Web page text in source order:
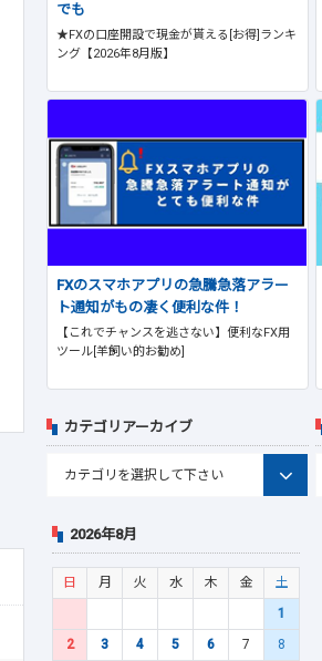
でも
★FXの口座開設で現金が貰える[お得]ランキ
ング【2026年8月版】
FXのスマホアプリの急騰急落アラー
ト通知がもの凄く便利な件！
【これでチャンスを逃さない】便利なFX用
ツール[羊飼い的お勧め]
カテゴリアーカイブ
2026年8月
日 月 火 水 木 金
土
1
2
3 4 5 6 7
8